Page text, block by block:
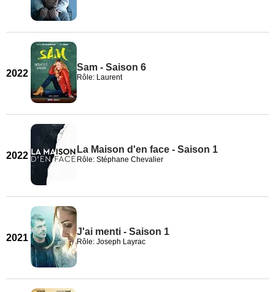
2022
Sam - Saison 6
Rôle: Laurent
2022
La Maison d'en face - Saison 1
Rôle: Stéphane Chevalier
2021
J'ai menti - Saison 1
Rôle: Joseph Layrac